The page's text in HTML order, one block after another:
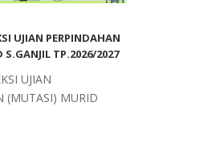
UJIAN PERPINDAHAN
TP.2026/2027
UJIAN
(MUTASI) MURID